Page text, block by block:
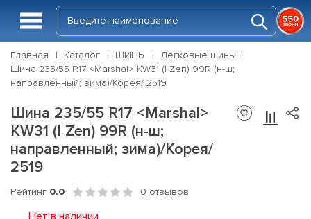
Главная Каталог ШИНЫ
Легковые шины
Шина 235/55 R17 <Marshal> KW31 (I Zen) 99R (н-ш;
направленный; зима)/Корея/ 2519
Шина 235/55 R17 <Marshal>
KW31 (I Zen) 99R (н-ш;
направленный; зима)/Корея/
2519
Рейтинг 0.0 0 отзывов
Нет в наличии